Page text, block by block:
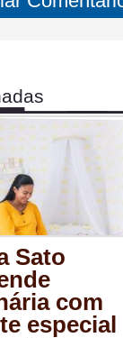
Sato
com
especial